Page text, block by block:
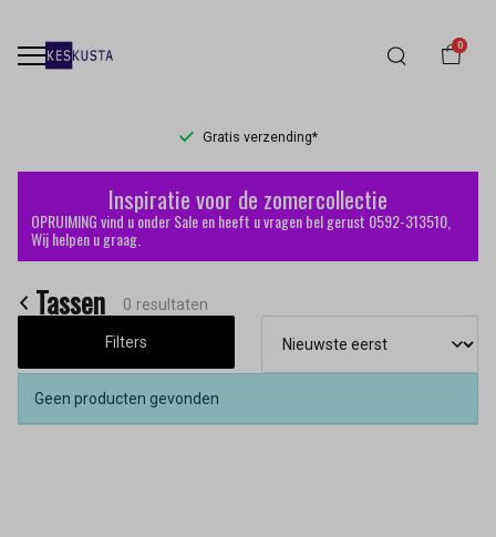
0
Gratis verzending*
Tassen
Keskusta
Inspiratie voor de zomercollectie
OPRUIMING vind u onder Sale en heeft u vragen bel gerust 0592-313510,
Wij helpen u graag.
Tassen 0 resultaten
Filters
Geen producten gevonden